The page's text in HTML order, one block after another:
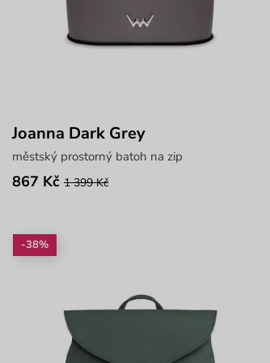
Joanna Dark Grey
městský prostorný batoh na zip
867 Kč 1 399 Kč
-38%